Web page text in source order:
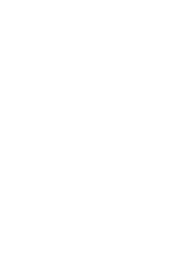
per l’eccellenza.
a un futuro